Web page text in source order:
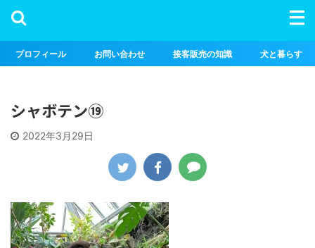
プロフィール お問い合わせ 接客販売の知識 犬と暮らす
シャボテン⑲
2022年3月29日